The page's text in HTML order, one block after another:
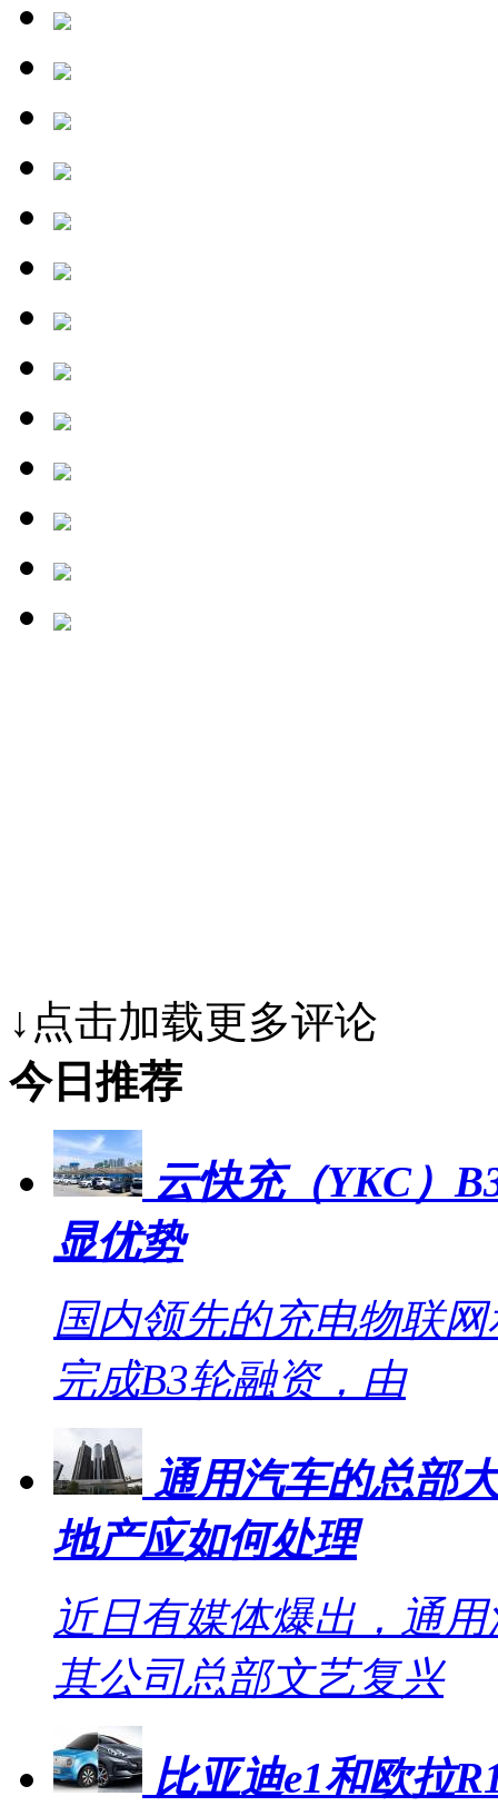
↓点击加载更多评论
今日推荐
云快充（YKC）
显优势
国内领先的充电物联
完成B3轮融资，由
通用汽车的总部
地产应如何处理
近日有媒体爆出，通
其公司总部文艺复兴
比亚迪e1和欧拉